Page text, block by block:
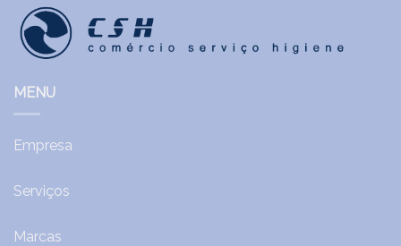
MENU
Empresa
Serviços
Marcas